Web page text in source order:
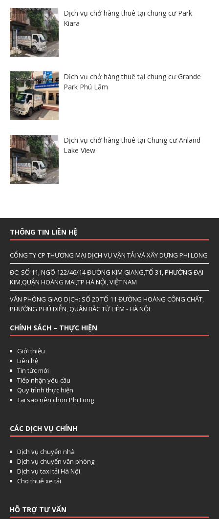
Dịch vụ chở hàng thuê tại chung cư Park
Kiara
Dịch vụ chở hàng thuê tại chung cư Grande
Park Phú Lãm
Dịch vụ chở hàng thuê tại Chung cư Anland
Lake View
THÔNG TIN LIÊN HỆ
CÔNG TY CP THƯƠNG MẠI DỊCH VỤ VẬN TẢI VÀ XÂY DỰNG PHI LONG
ĐC: SỐ 11, NGÕ 122/46/14 ĐƯỜNG KIM GIANG,TỔ 31, PHƯỜNG ĐẠI
KIM,QUẬN HOÀNG MAI,TP HÀ NỘI, VIỆT NAM
VĂN PHÒNG GIAO DỊCH: SỐ 20 TỔ 11 ĐƯỜNG HOÀNG CÔNG CHẤT,
PHƯỜNG PHÚ DIỄN, QUẬN BẮC TỪ LIÊM - HÀ NỘI
CHÍNH SÁCH – THỰC HIỆN
Giới thiệu
Liên hệ
Tin tức mới
Tiếp nhận yêu cầu
Quy trình thực hiện
Tại sao nên chọn Phi Long
CÁC DỊCH VỤ CHÍNH
Dịch vụ chuyển nhà
Dịch vụ chuyển văn phòng
Dịch vụ taxi tải Hà Nội
Cho thuê xe tải
HỖ TRỢ TƯ VẤN